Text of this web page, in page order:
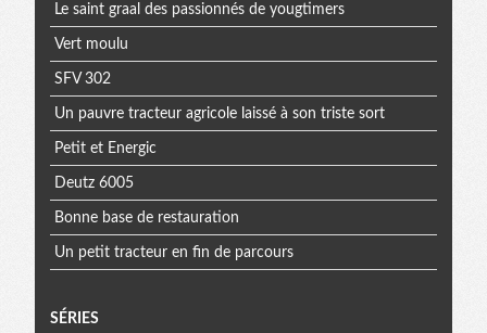
Le saint graal des passionnés de yougtimers
Vert moulu
SFV 302
Un pauvre tracteur agricole laissé à son triste sort
Petit et Energic
Deutz 6005
Bonne base de restauration
Un petit tracteur en fin de parcours
SÉRIES